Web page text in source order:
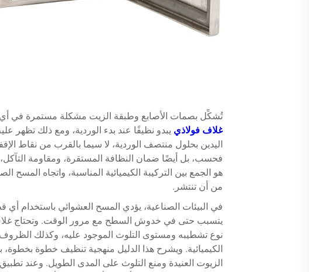
تُشكِّل بصمات الأصابع وطبقة الزيت مشكلة مستمرة في أي
غلاف فولاذي يبدو نظيفًا عند بدء الوردية، ومع ذلك تظهر
اليدين بحلول منتصف الوردية، لا سيما بالقرب من نقاط
فحسب، بل أيضًا ضمان النظافة المستقرة، ومقاومة
هو الجمع بين التركيبة الكيميائية المناسبة، واتجاه
من أن تنتشر.
في البيئات الصناعية، يؤدي المسح العشوائي باستخدام
يتسبب حتى في خدوش السطح مع مرور الوقت. وتحتاج غلاف
نوع تشطيبه ومستوى التلوث الموجود عليه، وكذلك الظروف
الكيميائية. ويشرح هذا الدليل منهجية تنظيف خطوة بخطوة،
الزيوت العنيدة ومنع التلوث على المدى الطويل. وعند